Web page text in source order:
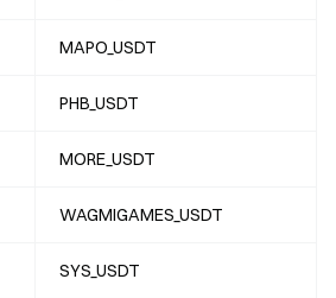
MAPO_USDT
PHB_USDT
MORE_USDT
WAGMIGAMES_USDT
SYS_USDT